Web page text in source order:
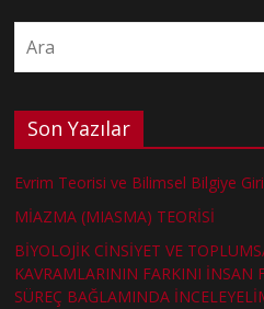
Son Yazılar
Evrim Teorisi ve Bilimsel Bilgiye
MİAZMA (MIASMA) TEORİSİ
BİYOLOJİK CİNSİYET VE
KAVRAMLARININ FARKINI İNSAN
SÜREÇ BAĞLAMINDA